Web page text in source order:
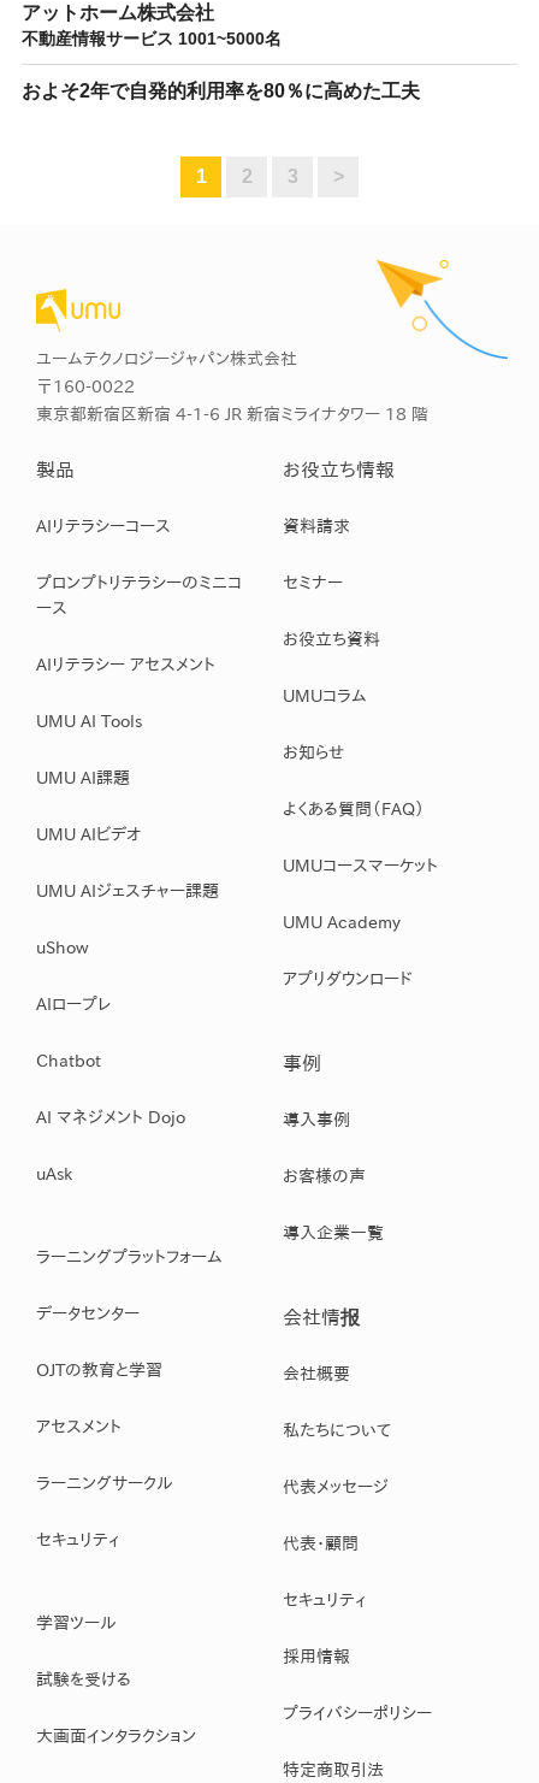
アットホーム株式会社
不動産情報サービス 1001~5000名
およそ2年で自発的利用率を80％に高めた工夫
1 2 3 >
ユームテクノロジージャパン株式会社
〒160-0022
東京都新宿区新宿 4-1-6 JR 新宿ミライナタワー 18 階
製品
AIリテラシーコース
プロンプトリテラシーのミニコ
ース
AIリテラシー アセスメント
UMU AI Tools
UMU AI課題
UMU AIビデオ
UMU AIジェスチャー課題
uShow
AIロープレ
Chatbot
AI マネジメント Dojo
uAsk
ラーニングプラットフォーム
データセンター
OJTの教育と学習
アセスメント
ラーニングサークル
セキュリティ
学習ツール
試験を受ける
大画面インタラクション
お役立ち情報
資料請求
セミナー
お役立ち資料
UMUコラム
お知らせ
よくある質問（FAQ）
UMUコースマーケット
UMU Academy
アプリダウンロード
事例
導入事例
お客様の声
導入企業一覧
会社情报
会社概要
私たちについて
代表メッセージ
代表・顧問
セキュリティ
採用情報
プライバシーポリシー
特定商取引法